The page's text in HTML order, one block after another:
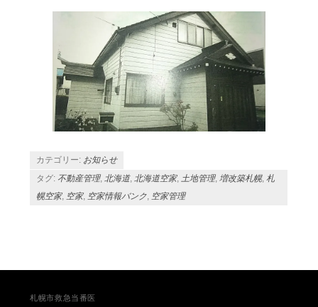
カテゴリー: お知らせ
タグ: 不動産管理,北海道,北海道空家,土地管理,増改築札幌,札
幌空家, 空家, 空家情報バンク, 空家管理
札幌市救急当番医